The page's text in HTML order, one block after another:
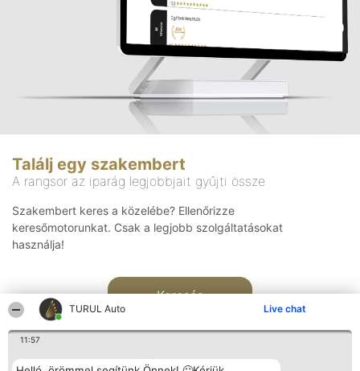
TURUL Auto Live chat
11:57
Találj egy szakembert
A rangsor az iparág legjobbjait gyűjti össze
Szakembert keres a közelébe? Ellenőrizze
keresőmotorunkat. Csak a legjobb szolgáltatásokat
használja!
Keresés